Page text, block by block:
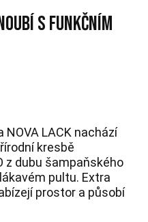
S FUNKČNÍM
LACK nachází
kresbě
z dubu šampaňského
pultu. Extra
prostor a působí